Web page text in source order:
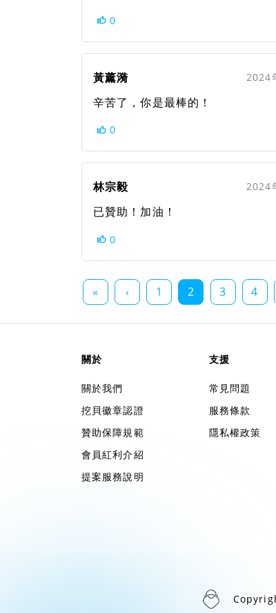
0
黃薰漪 2024
辛苦了，你是最棒的！
0
林宗毅 2024
已贊助！加油！
0
« ‹ 1 2 3 4
關於
關於我們
挖貝徽章認證
贊助保障規範
會員紅利介紹
提案服務說明
支援
常見問題
服務條款
隱私權政策